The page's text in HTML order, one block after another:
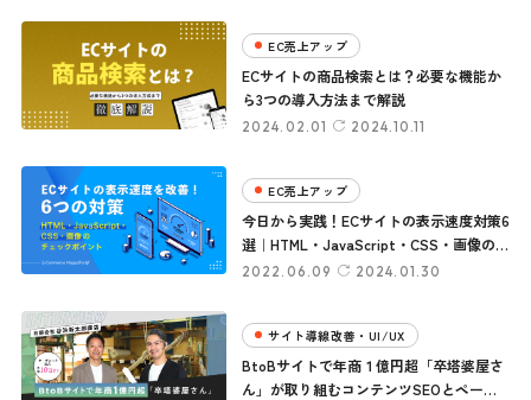
EC売上アップ
2024.02.01 2024.10.11
ECサイトの商品検索とは？必要な機能か
ら3つの導入方法まで解説
EC売上アップ
2022.06.09 2024.01.30
今日から実践！ECサイトの表示速度対策6
選｜HTML・JavaScript・CSS・画像の改
善策
サイト導線改善・UI/UX
BtoBサイトで年商１億円超「卒塔婆屋さ
ん」が取り組むコンテンツSEOとページ